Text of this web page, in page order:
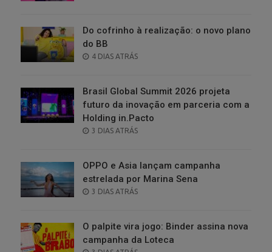
Do cofrinho à realização: o novo plano
do BB
POSTED
4 DIAS ATRÁS
Brasil Global Summit 2026 projeta
futuro da inovação em parceria com a
Holding in.Pacto
POSTED
3 DIAS ATRÁS
OPPO e Asia lançam campanha
estrelada por Marina Sena
POSTED
3 DIAS ATRÁS
O palpite vira jogo: Binder assina nova
campanha da Loteca